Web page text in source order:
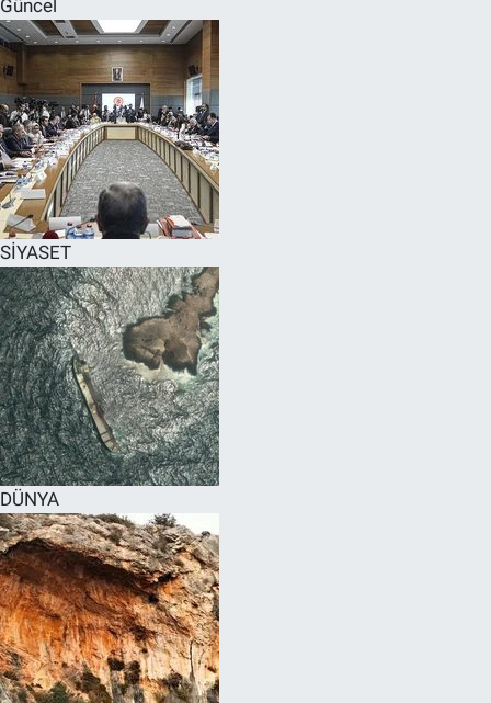
Güncel
SİYASET
DÜNYA
SPOR
RESMİ İLANLAR